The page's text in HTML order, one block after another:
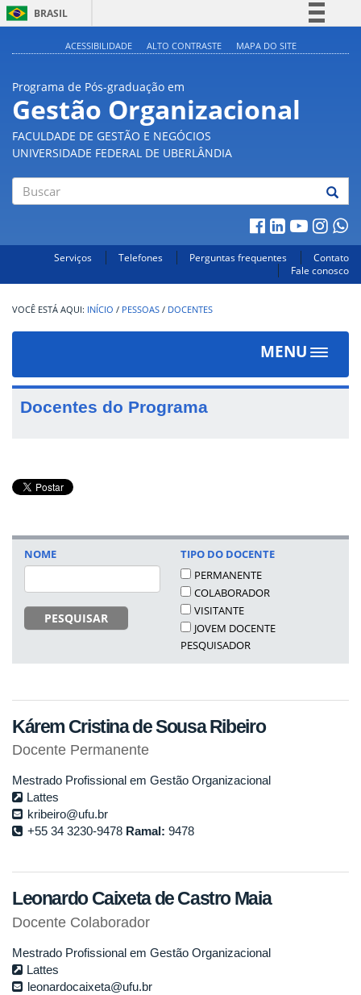
BRASIL
Acesso à informação
ACESSIBILIDADE ALTO CONTRASTE MAPA DO SITE
Programa de Pós-graduação em
Gestão Organizacional
FACULDADE DE GESTÃO E NEGÓCIOS
UNIVERSIDADE FEDERAL DE UBERLÂNDIA
Serviços Telefones Perguntas frequentes
Contato
Fale conosco
INÍCIO / PESSOAS / DOCENTES
MENU
Toggle
Docentes do Programa
NOME
PESQUISAR
TIPO DO DOCENTE
PERMANENTE
COLABORADOR
VISITANTE
JOVEM DOCENTE
PESQUISADOR
Kárem Cristina de Sousa Ribeiro
Docente Permanente
Mestrado Profissional em Gestão Organizacional
Lattes
kribeiro@ufu.br
+55 34 3230-9478 Ramal: 9478
Leonardo Caixeta de Castro Maia
Docente Colaborador
Mestrado Profissional em Gestão Organizacional
Lattes
leonardocaixeta@ufu.br